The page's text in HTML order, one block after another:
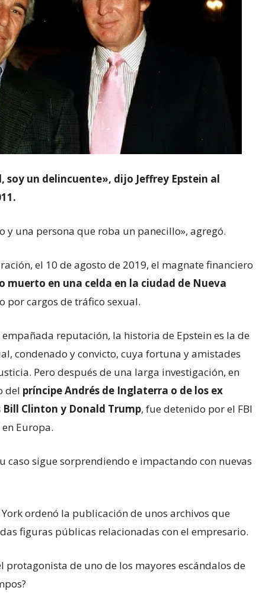
soy un delincuente», dijo Jeffrey Epstein al
y una persona que roba un panecillo», agregó.
el 10 de agosto de 2019, el magnate financiero
muerto en una celda en la ciudad de Nueva
por cargos de tráfico sexual.
reputación, la historia de Epstein es la de
condenado y convicto, cuya fortuna y amistades
Pero después de una larga investigación, en
del príncipe Andrés de Inglaterra o de los ex
Bill Clinton y Donald Trump, fue detenido por el FBI
Europa.
caso sigue sorprendiendo e impactando con nuevas
ordenó la publicación de unos archivos que
figuras públicas relacionadas con el empresario.
protagonista de uno de los mayores escándalos de